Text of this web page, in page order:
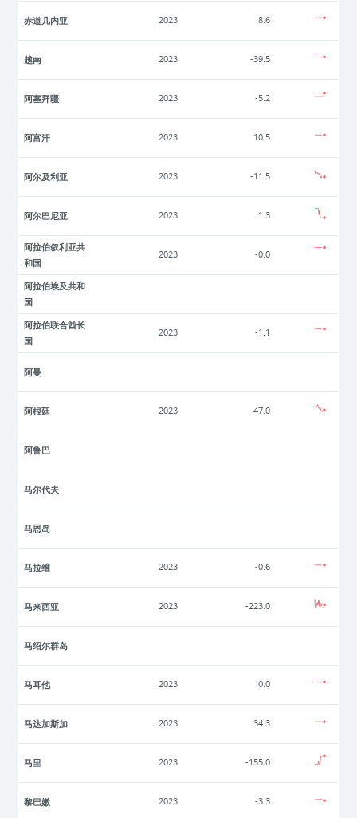
赤道几内亚 2023 8.6
越南 2023 -39.5
阿塞拜疆 2023 -5.2
阿富汗 2023 10.5
阿尔及利亚 2023 -11.5
阿尔巴尼亚 2023 1.3
阿拉伯叙利亚共
和国
2023 -0.0
阿拉伯埃及共和
国
阿拉伯联合酋长
国
2023 -1.1
阿曼
阿根廷 2023 47.0
阿鲁巴
马尔代夫
马恩岛
马拉维 2023 -0.6
马来西亚 2023 -223.0
马绍尔群岛
马耳他 2023 0.0
马达加斯加 2023 34.3
马里 2023 -155.0
黎巴嫩 2023 -3.3